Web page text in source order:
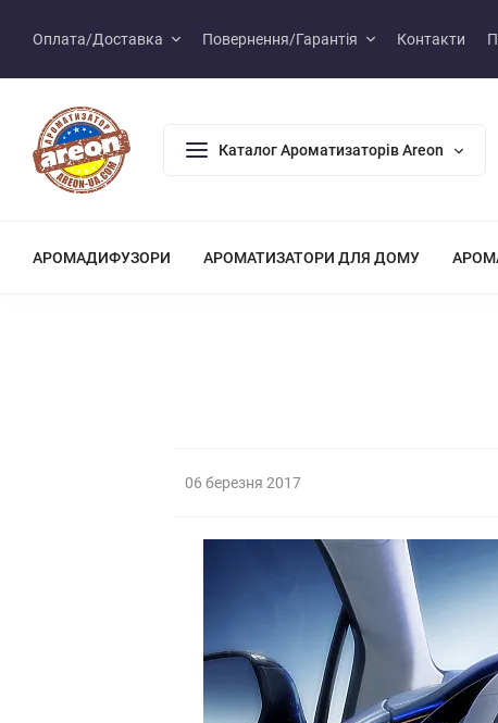
Оплата/Доставка Повернення/Гарантія Контакти
Каталог Ароматизаторів Areon
АРОМАДИФУЗОРИ АРОМАТИЗАТОРИ ДЛЯ ДОМУ
06 березня 2017